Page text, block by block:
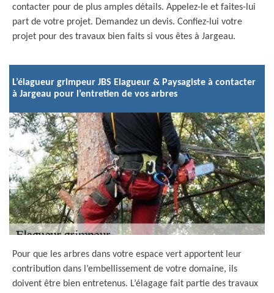
contacter pour de plus amples détails. Appelez-le et faites-lui
part de votre projet. Demandez un devis. Confiez-lui votre
projet pour des travaux bien faits si vous êtes à Jargeau.
L’élagueur grimpeur JBS Elagueur & Paysagiste à contacter
à Jargeau pour l’entretien de vos arbres
Pour que les arbres dans votre espace vert apportent leur
contribution dans l’embellissement de votre domaine, ils
doivent être bien entretenus. L’élagage fait partie des travaux